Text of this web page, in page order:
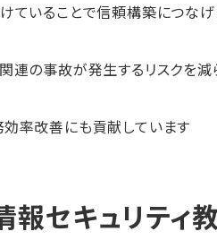
ていることで信頼構築につな
連の事故が発生するリスクを減
率改善にも貢献しています
セキュリティ教